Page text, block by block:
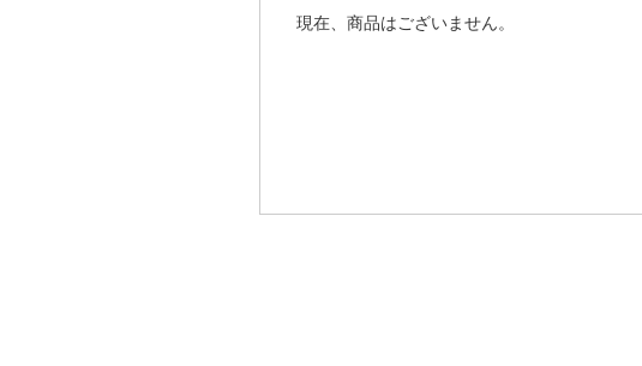
現在、商品はございません。